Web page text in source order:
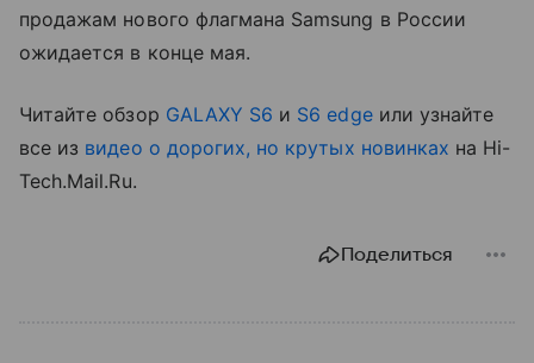
продажам нового флагмана Samsung в России
ожидается в конце мая.
Читайте обзор GALAXY S6 и S6 edgeили узнайте
все из видео о дорогих, но крутых новинках на Hi-
Tech.Mаil.Ru.
Поделиться